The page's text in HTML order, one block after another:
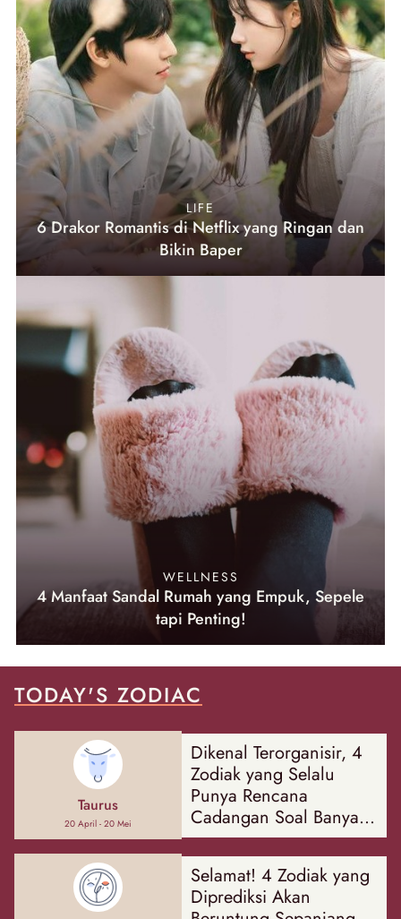
LIFE
6 Drakor Romantis di Netflix yang Ringan dan
Bikin Baper
WELLNESS
4 Manfaat Sandal Rumah yang Empuk, Sepele
tapi Penting!
TODAY'S ZODIAC
Taurus
20 April - 20 Mei
Dikenal Terorganisir, 4
Zodiak yang Selalu
Punya Rencana
Cadangan Soal Banyak
Hal
Selamat! 4 Zodiak yang
Diprediksi Akan